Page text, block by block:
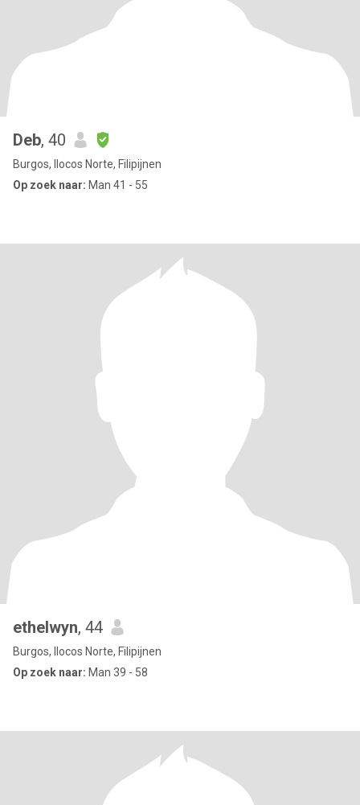
Deb, 40
Burgos, Ilocos Norte, Filipijnen
Op zoek naar: Man 41 - 55
ethelwyn, 44
Burgos, Ilocos Norte, Filipijnen
Op zoek naar: Man 39 - 58